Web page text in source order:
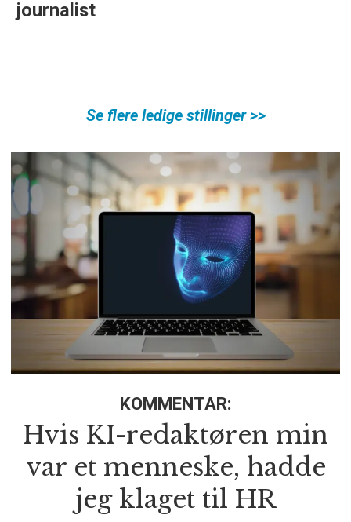
Se flere ledige stillinger >>
KOMMENTAR:
Hvis KI-redaktøren min
var et menneske, hadde
jeg klaget til HR